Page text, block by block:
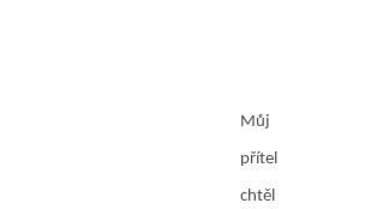
Můj
přítel
chtěl